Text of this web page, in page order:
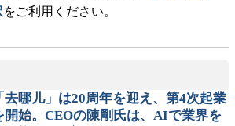
をご利用ください。
去哪儿」は20周年を迎え、第4次起業
開始。CEOの陳剛氏は、AIで業界を